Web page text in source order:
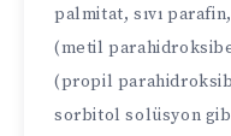
palmitat, sıvı
(metil
(propil
sorbitol solüsyon